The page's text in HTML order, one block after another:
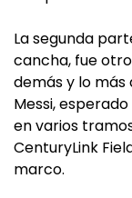
La segunda
cancha, fue
demás y lo más
Messi,
en varios
CenturyLink
marco.